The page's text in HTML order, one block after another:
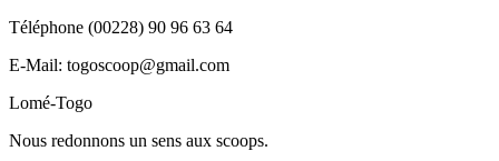
Téléphone (00228) 90 96 63 64
E-Mail: togoscoop@gmail.com
Lomé-Togo
Nous redonnons un sens aux scoops.